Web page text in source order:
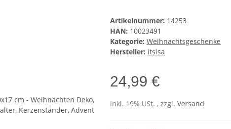
Artikelnummer: 14253
HAN: 10023491
Kategorie: Weihnachtsgeschenke
Hersteller: itsisa
24,99 €
inkl. 19% USt. , zzgl. Versand